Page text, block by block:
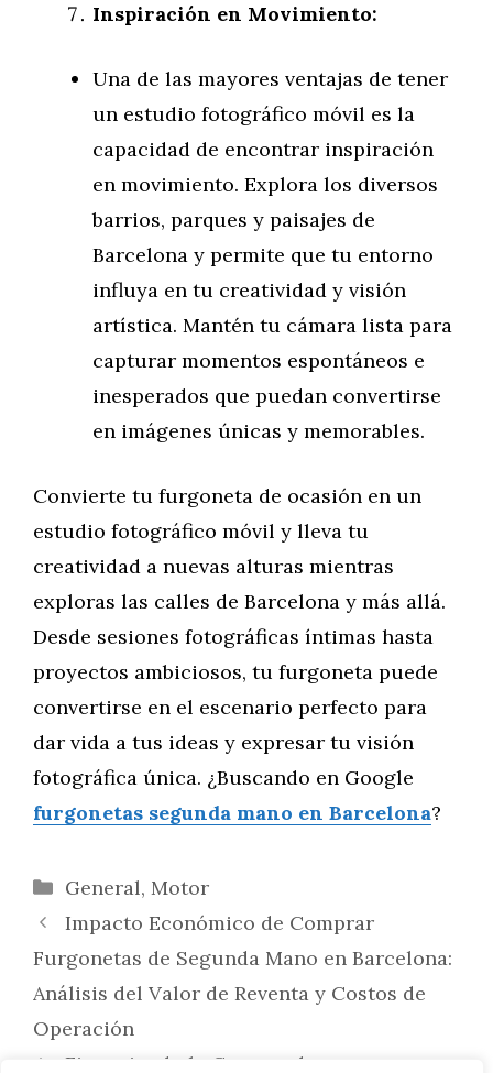
Inspiración en Movimiento:
Una de las mayores ventajas de tener
un estudio fotográfico móvil es la
capacidad de encontrar inspiración
en movimiento. Explora los diversos
barrios, parques y paisajes de
Barcelona y permite que tu entorno
influya en tu creatividad y visión
artística. Mantén tu cámara lista para
capturar momentos espontáneos e
inesperados que puedan convertirse
en imágenes únicas y memorables.
Convierte tu furgoneta de ocasión en un
estudio fotográfico móvil y lleva tu
creatividad a nuevas alturas mientras
exploras las calles de Barcelona y más allá.
Desde sesiones fotográficas íntimas hasta
proyectos ambiciosos, tu furgoneta puede
convertirse en el escenario perfecto para
dar vida a tus ideas y expresar tu visión
fotográfica única. ¿Buscando en Google
furgonetas segunda mano en Barcelona?
Categorías
General, Motor
Impacto Económico de Comprar
Furgonetas de Segunda Mano en Barcelona:
Análisis del Valor de Reventa y Costos de
Operación
Financiando la Compra de una